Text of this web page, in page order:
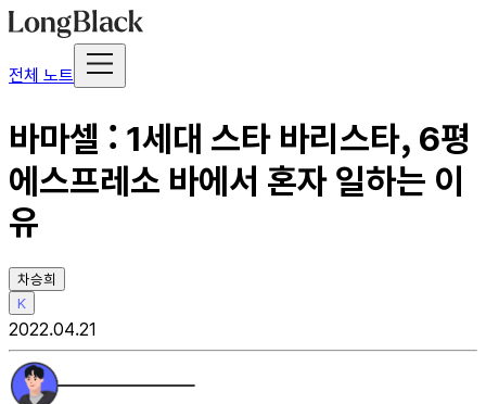
전체 노트
바마셀 : 1세대 스타 바리스타, 6평
에스프레소 바에서 혼자 일하는 이
유
차승희
K
2022.04.21